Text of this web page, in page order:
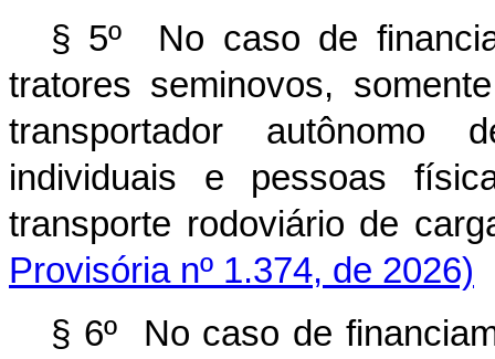
§ 5º No caso de
tratores seminovos,
transportador autônomo
individuais e pessoas
transporte rodoviário de
Provisória nº 1.374, de 2026)
§ 6º No caso de